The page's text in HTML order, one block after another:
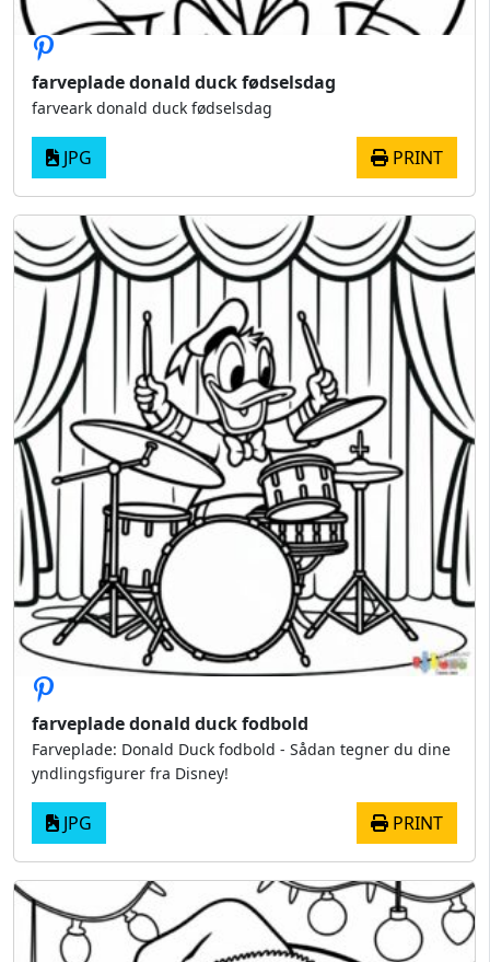
farveplade donald duck fødselsdag
farveark donald duck fødselsdag
JPG PRINT
farveplade donald duck fodbold
Farveplade: Donald Duck fodbold - Sådan tegner du dine
yndlingsfigurer fra Disney!
JPG PRINT